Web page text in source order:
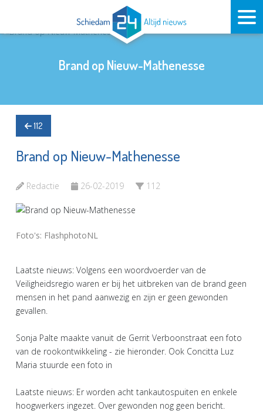
Brand op Nieuw-Mathenesse
112
Brand op Nieuw-Mathenesse
Redactie 26-02-2019 112
Foto's: FlashphotoNL
Laatste nieuws: Volgens een woordvoerder van de
Veiligheidsregio waren er bij het uitbreken van de brand geen
mensen in het pand aanwezig en zijn er geen gewonden
gevallen.
Sonja Palte maakte vanuit de Gerrit Verboonstraat een foto
van de rookontwikkeling - zie hieronder. Ook Concitta Luz
Maria stuurde een foto in
Laatste nieuws: Er worden acht tankautospuiten en enkele
hoogwerkers ingezet. Over gewonden nog geen bericht.